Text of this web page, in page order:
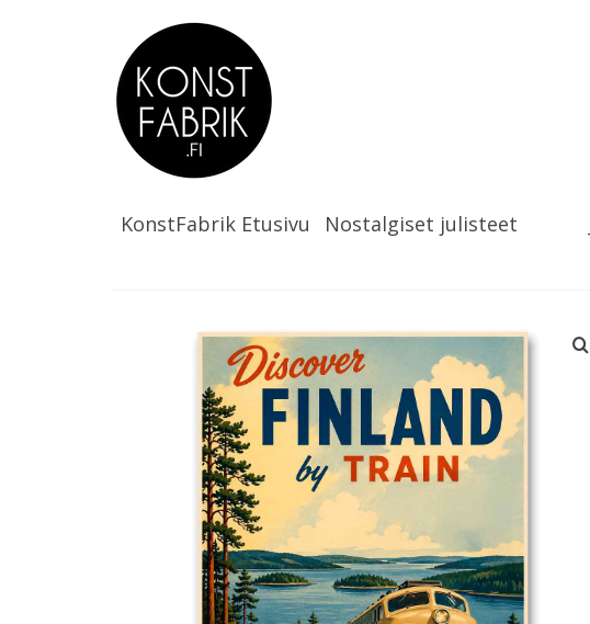
KonstFabrik Etusivu Nostalgiset julisteet